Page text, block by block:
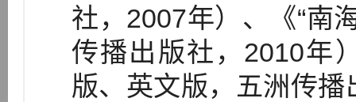
社，2007年）、《“南
传播出版社，2010年
版、英文版，五洲传